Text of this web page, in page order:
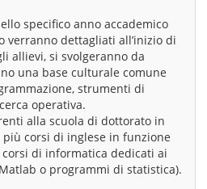
specifico anno accademico
verranno dettagliati all’inizio di
allievi, si svolgeranno da
una base culturale comune
strumenti di
operativa.
alla scuola di dottorato in
corsi di inglese in funzione
di informatica dedicati ai
o programmi di statistica).